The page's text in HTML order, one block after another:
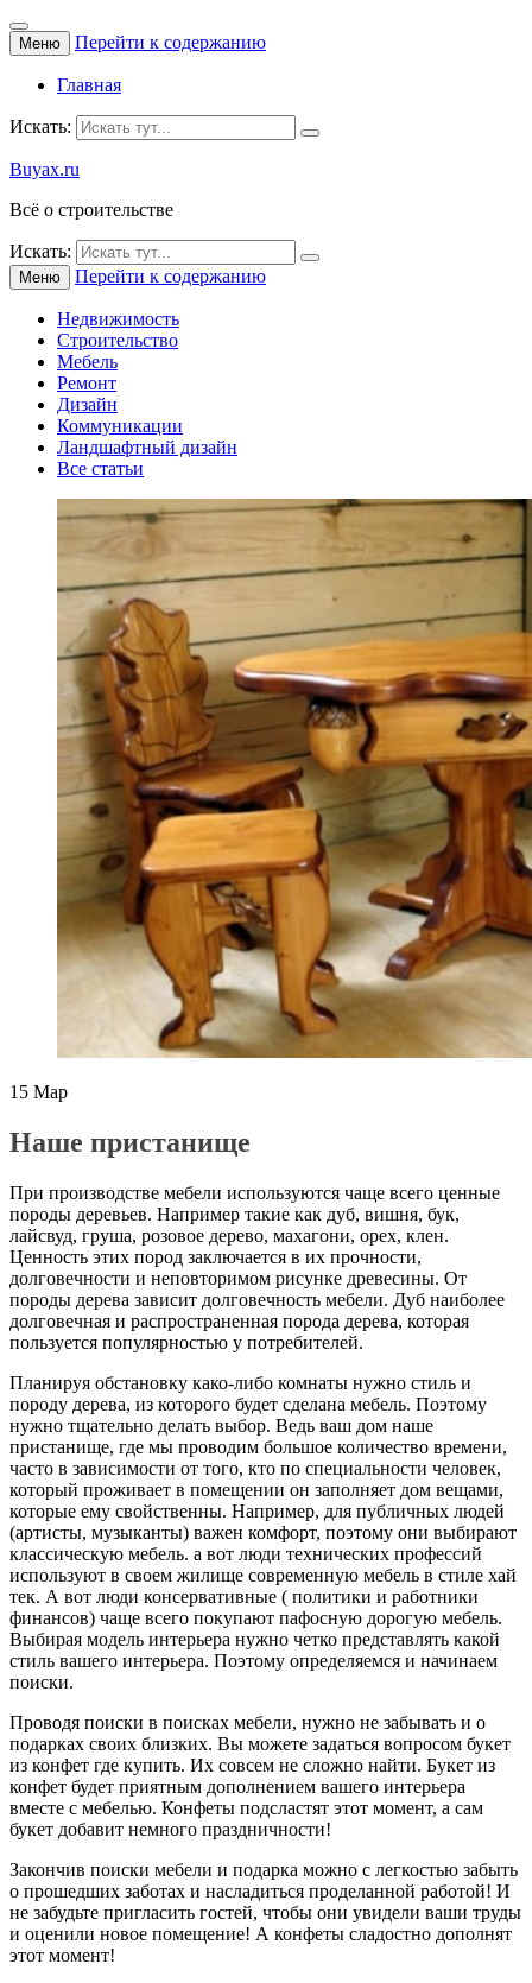
Меню Перейти к содержанию
Главная
Искать:
Buyax.ru
Всё о строительстве
Искать:
Меню Перейти к содержанию
Недвижимость
Строительство
Мебель
Ремонт
Дизайн
Коммуникации
Ландшафтный дизайн
Все статьи
15 Мар
Наше пристанище
При производстве мебели используются чаще всего ценные
породы деревьев. Например такие как дуб, вишня, бук,
лайсвуд, груша, розовое дерево, махагони, орех, клен.
Ценность этих пород заключается в их прочности,
долговечности и неповторимом рисунке древесины. От
породы дерева зависит долговечность мебели. Дуб наиболее
долговечная и распространенная порода дерева, которая
пользуется популярностью у потребителей.
Планируя обстановку како-либо комнаты нужно стиль и
породу дерева, из которого будет сделана мебель. Поэтому
нужно тщательно делать выбор. Ведь ваш дом наше
пристанище, где мы проводим большое количество времени,
часто в зависимости от того, кто по специальности человек,
который проживает в помещении он заполняет дом вещами,
которые ему свойственны. Например, для публичных людей
(артисты, музыканты) важен комфорт, поэтому они выбирают
классическую мебель. а вот люди технических профессий
используют в своем жилище современную мебель в стиле хай
тек. А вот люди консервативные ( политики и работники
финансов) чаще всего покупают пафосную дорогую мебель.
Выбирая модель интерьера нужно четко представлять какой
стиль вашего интерьера. Поэтому определяемся и начинаем
поиски.
Проводя поиски в поисках мебели, нужно не забывать и о
подарках своих близких. Вы можете задаться вопросом букет
из конфет где купить. Их совсем не сложно найти. Букет из
конфет будет приятным дополнением вашего интерьера
вместе с мебелью. Конфеты подсластят этот момент, а сам
букет добавит немного праздничности!
Закончив поиски мебели и подарка можно с легкостью забыть
о прошедших заботах и насладиться проделанной работой! И
не забудьте пригласить гостей, чтобы они увидели ваши труды
и оценили новое помещение! А конфеты сладостно дополнят
этот момент!